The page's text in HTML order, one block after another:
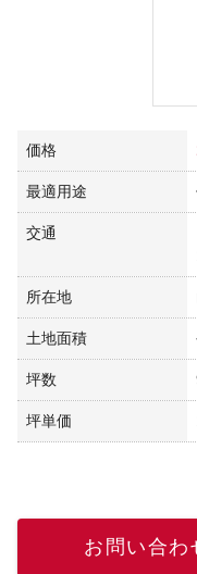
価格
最適用途
交通
所在地
土地面積
坪数
坪単価
お問い合わ